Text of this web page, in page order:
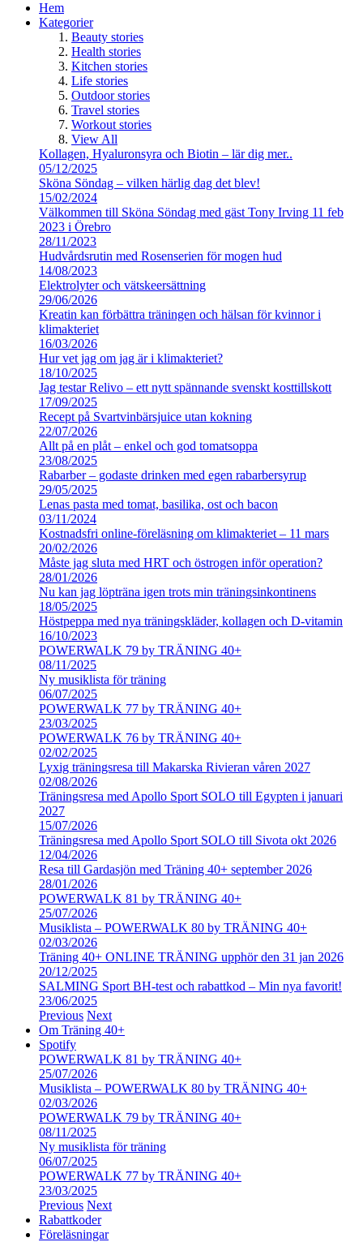
Hem
Kategorier
Beauty stories
Health stories
Kitchen stories
Life stories
Outdoor stories
Travel stories
Workout stories
View All
Kollagen, Hyaluronsyra och Biotin – lär dig mer..
05/12/2025
Sköna Söndag – vilken härlig dag det blev!
15/02/2024
Välkommen till Sköna Söndag med gäst Tony Irving 11 feb
2023 i Örebro
28/11/2023
Hudvårdsrutin med Rosenserien för mogen hud
14/08/2023
Elektrolyter och vätskeersättning
29/06/2026
Kreatin kan förbättra träningen och hälsan för kvinnor i
klimakteriet
16/03/2026
Hur vet jag om jag är i klimakteriet?
18/10/2025
Jag testar Relivo – ett nytt spännande svenskt kosttillskott
17/09/2025
Recept på Svartvinbärsjuice utan kokning
22/07/2026
Allt på en plåt – enkel och god tomatsoppa
23/08/2025
Rabarber – godaste drinken med egen rabarbersyrup
29/05/2025
Lenas pasta med tomat, basilika, ost och bacon
03/11/2024
Kostnadsfri online-föreläsning om klimakteriet – 11 mars
20/02/2026
Måste jag sluta med HRT och östrogen inför operation?
28/01/2026
Nu kan jag löpträna igen trots min träningsinkontinens
18/05/2025
Höstpeppa med nya träningskläder, kollagen och D-vitamin
16/10/2023
POWERWALK 79 by TRÄNING 40+
08/11/2025
Ny musiklista för träning
06/07/2025
POWERWALK 77 by TRÄNING 40+
23/03/2025
POWERWALK 76 by TRÄNING 40+
02/02/2025
Lyxig träningsresa till Makarska Rivieran våren 2027
02/08/2026
Träningsresa med Apollo Sport SOLO till Egypten i januari
2027
15/07/2026
Träningsresa med Apollo Sport SOLO till Sivota okt 2026
12/04/2026
Resa till Gardasjön med Träning 40+ september 2026
28/01/2026
POWERWALK 81 by TRÄNING 40+
25/07/2026
Musiklista – POWERWALK 80 by TRÄNING 40+
02/03/2026
Träning 40+ ONLINE TRÄNING upphör den 31 jan 2026
20/12/2025
SALMING Sport BH-test och rabattkod – Min nya favorit!
23/06/2025
Previous Next
Om Träning 40+
Spotify
POWERWALK 81 by TRÄNING 40+
25/07/2026
Musiklista – POWERWALK 80 by TRÄNING 40+
02/03/2026
POWERWALK 79 by TRÄNING 40+
08/11/2025
Ny musiklista för träning
06/07/2025
POWERWALK 77 by TRÄNING 40+
23/03/2025
Previous Next
Rabattkoder
Föreläsningar